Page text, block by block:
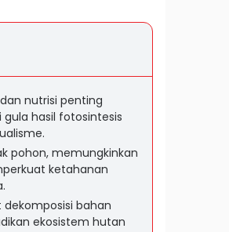
nutrisi penting
hasil fotosintesis
pohon, memungkinkan
ketahanan
bahan
ekosistem hutan